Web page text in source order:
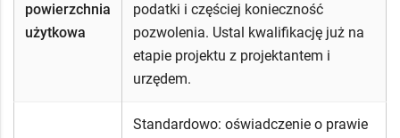
powierzchnia
użytkowa
podatki i częściej konieczność
pozwolenia. Ustal kwalifikację już na
etapie projektu z projektantem i
urzędem.
Standardowo: oświadczenie o prawie